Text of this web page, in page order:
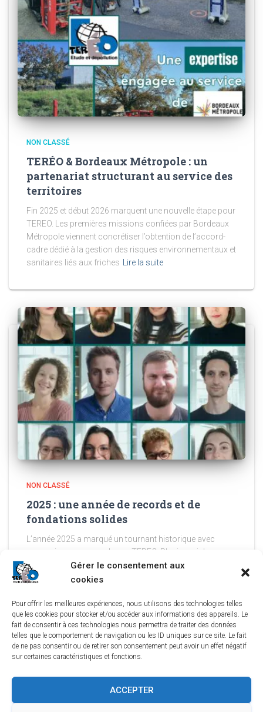
Gérer le consentement aux
cookies
Pour offrir les meilleures expériences, nous utilisons des technologies telles
que les cookies pour stocker et/ou accéder aux informations des appareils. Le
fait de consentir à ces technologies nous permettra de traiter des données
telles que le comportement de navigation ou les ID uniques sur ce site. Le fait
de ne pas consentir ou de retirer son consentement peut avoir un effet négatif
sur certaines caractéristiques et fonctions.
ACCEPTER
NON CLASSÉ
TERÉO & Bordeaux Métropole : un
partenariat structurant au service des
territoires
Fin 2025 et début 2026 marquent une nouvelle étape pour
TEREO. Les premières missions confiées par Bordeaux
Métropole viennent concrétiser l’obtention de l’accord-
cadre dédié à la gestion des risques environnementaux et
sanitaires liés aux friches Lire la suite
NON CLASSÉ
2025 : une année de records et de
fondations solides
L’année 2025 a marqué un tournant historique avec
une croissance record pour TEREO. Plusieurs jalons
majeurs ont été posés : le renouvellement de notre
certification LNE, gage de notre expertise technique ; la